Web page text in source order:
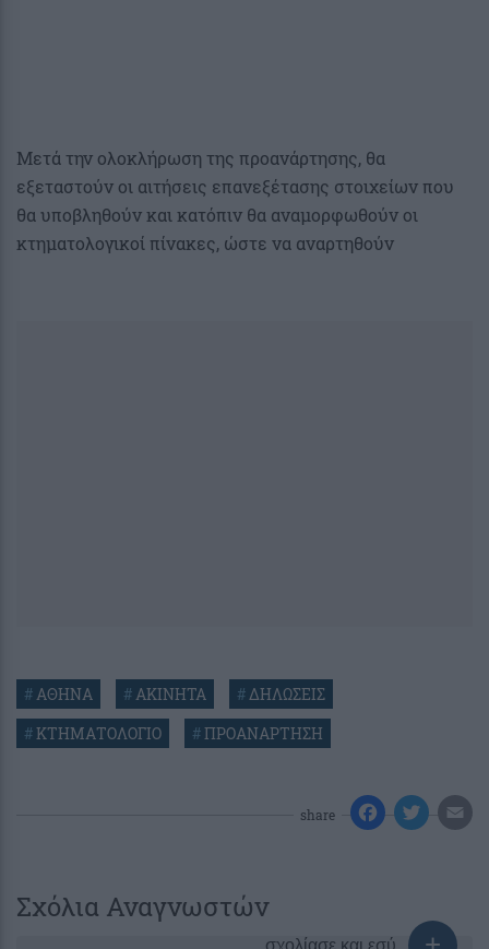
Μετά την ολοκλήρωση της προανάρτησης, θα
εξεταστούν οι αιτήσεις επανεξέτασης στοιχείων που
θα υποβληθούν και κατόπιν θα αναμορφωθούν οι
κτηματολογικοί πίνακες, ώστε να αναρτηθούν
#ΑΘΗΝΑ #ΑΚΙΝΗΤΑ #ΔΗΛΩΣΕΙΣ
#ΚΤΗΜΑΤΟΛΟΓΙΟ #ΠΡΟΑΝΑΡΤΗΣΗ
share
Σχόλια Αναγνωστών
σχολίασε και εσύ